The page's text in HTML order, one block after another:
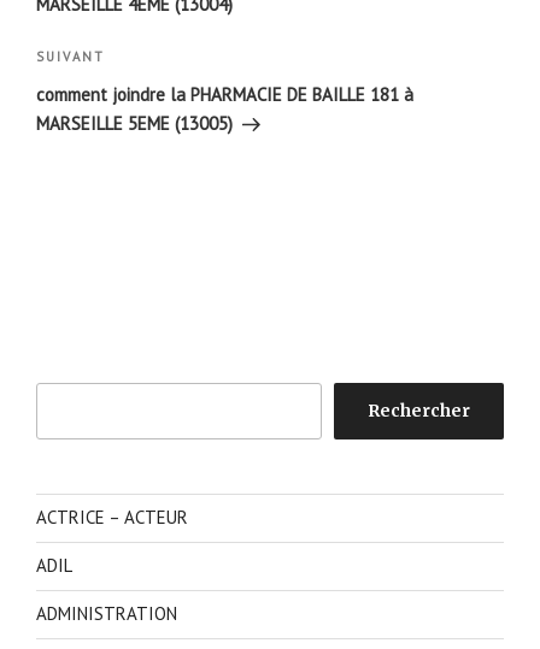
Article
suivant
SUIVANT
comment joindre la PHARMACIE DE BAILLE 181 à
MARSEILLE 5EME (13005)
Rechercher
ACTRICE – ACTEUR
ADIL
ADMINISTRATION